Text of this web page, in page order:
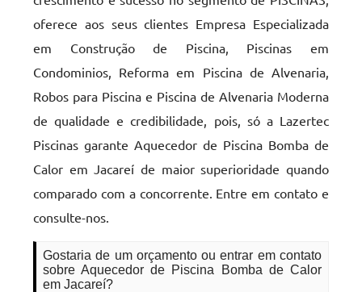
oferece aos seus clientes Empresa Especializada
em Construção de Piscina, Piscinas em
Condominios, Reforma em Piscina de Alvenaria,
Robos para Piscina e Piscina de Alvenaria Moderna
de qualidade e credibilidade, pois, só a Lazertec
Piscinas garante Aquecedor de Piscina Bomba de
Calor em Jacareí de maior superioridade quando
comparado com a concorrente. Entre em contato e
consulte-nos.
Gostaria de um orçamento ou entrar em contato
sobre Aquecedor de Piscina Bomba de Calor
em Jacareí?